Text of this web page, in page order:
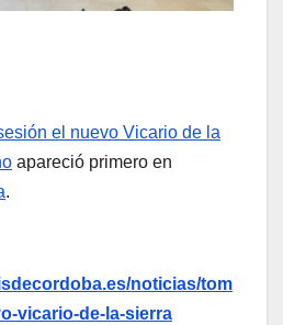
el nuevo Vicario de la
apareció primero en
.
noticias/tom
vicario-de-la-sierra